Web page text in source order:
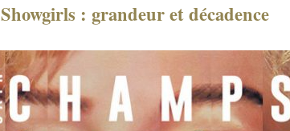
Showgirls : grandeur et décadence